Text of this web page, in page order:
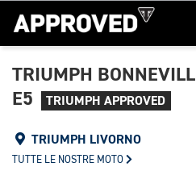
TRIUMPH
E5
TRIUMPH APPROVED
TRIUMPH LIVORNO
TUTTE LE NOSTRE MOTO